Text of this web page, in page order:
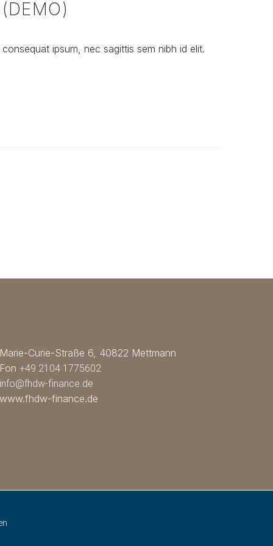
ipsum, nec sagittis sem nibh id elit.
Marie-Curie-Straße 6, 40822 Mettmann
Fon +49 2104 1775602
info@fhdw-finance.de
www.fhdw-finance.de